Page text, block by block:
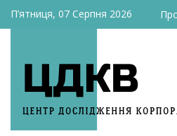
П’ятниця, 07 Серпня 2026